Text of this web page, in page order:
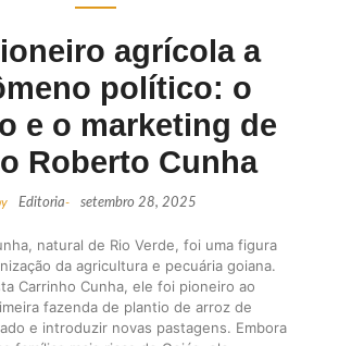
agrícola a
político: o
e o marketing de
Roberto Cunha
Editoria- setembro 28, 2025
natural de Rio Verde, foi uma figura
da agricultura e pecuária goiana.
Carrinho Cunha, ele foi pioneiro ao
fazenda de plantio de arroz de
e introduzir novas pastagens. Embora